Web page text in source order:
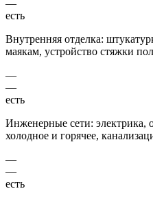
—
есть
Внутренняя отделка:
маякам, устройство стяжки
—
—
есть
Инженерные сети: электрика,
холодное и горячее,
—
—
есть